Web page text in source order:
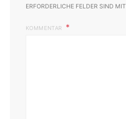
ERFORDERLICHE FELDER SIND MIT
KOMMENTAR